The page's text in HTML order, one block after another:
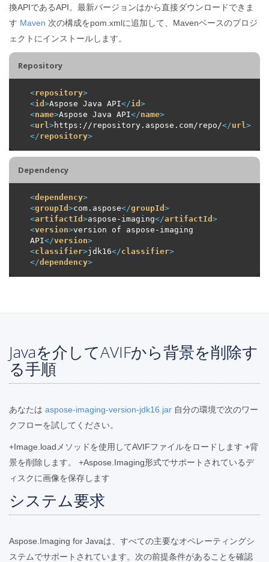
換APIであるAPI。最新バージョンはから直接ダウンロードできま
す Maven 次の構成をpom.xmlに追加して、Mavenベースのプロジ
ェクトにインストールします。
Repository
<repository>
<id >Aspose Java API</id >
<name>Aspose Java API</name>
<url >https://repository.aspose.com/repo/</url >
</repository>
Dependency
<dependency>
<groupId >com.aspose</groupId >
<artifactId >aspose-imaging</artifactId >
<version>version of aspose-imaging
API</version>
<classifier>jdk16</classifier>
</dependency>
Javaを介してAVIFから背景を削除す
る手順
あなたは aspose-imaging-version-jdk16.jar 自分の環境で次のワー
クフローを試してください。
+Image.loadメソッドを使用してAVIFファイルをロードします +背
景を削除します。 +Aspose.Imaging形式でサポートされているデ
ィスクに画像を保存します
システム要求
Aspose.Imaging for Javaは、すべての主要なオペレーティングシ
ステムでサポートされています。次の前提条件があることを確認